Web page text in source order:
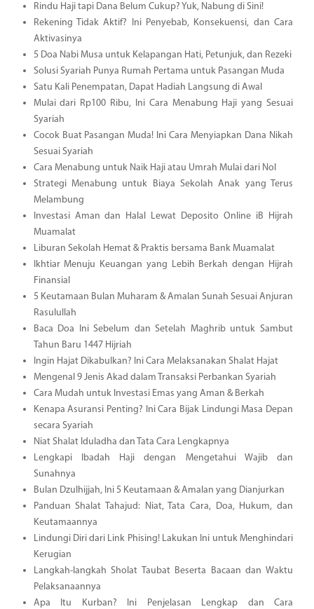
Rindu Haji tapi Dana Belum Cukup? Yuk, Nabung di Sini!
Rekening Tidak Aktif? Ini Penyebab, Konsekuensi, dan Cara
Aktivasinya
5 Doa Nabi Musa untuk Kelapangan Hati, Petunjuk, dan Rezeki
Solusi Syariah Punya Rumah Pertama untuk Pasangan Muda
Satu Kali Penempatan, Dapat Hadiah Langsung di Awal
Mulai dari Rp100 Ribu, Ini Cara Menabung Haji yang Sesuai
Syariah
Cocok Buat Pasangan Muda! Ini Cara Menyiapkan Dana Nikah
Sesuai Syariah
Cara Menabung untuk Naik Haji atau Umrah Mulai dari Nol
Strategi Menabung untuk Biaya Sekolah Anak yang Terus
Melambung
Investasi Aman dan Halal Lewat Deposito Online iB Hijrah
Muamalat
Liburan Sekolah Hemat & Praktis bersama Bank Muamalat
Ikhtiar Menuju Keuangan yang Lebih Berkah dengan Hijrah
Finansial
5 Keutamaan Bulan Muharam & Amalan Sunah Sesuai Anjuran
Rasulullah
Baca Doa Ini Sebelum dan Setelah Maghrib untuk Sambut
Tahun Baru 1447 Hijriah
Ingin Hajat Dikabulkan? Ini Cara Melaksanakan Shalat Hajat
Mengenal 9 Jenis Akad dalam Transaksi Perbankan Syariah
Cara Mudah untuk Investasi Emas yang Aman & Berkah
Kenapa Asuransi Penting? Ini Cara Bijak Lindungi Masa Depan
secara Syariah
Niat Shalat Iduladha dan Tata Cara Lengkapnya
Lengkapi Ibadah Haji dengan Mengetahui Wajib dan
Sunahnya
Bulan Dzulhijjah, Ini 5 Keutamaan & Amalan yang Dianjurkan
Panduan Shalat Tahajud: Niat, Tata Cara, Doa, Hukum, dan
Keutamaannya
Lindungi Diri dari Link Phising! Lakukan Ini untuk Menghindari
Kerugian
Langkah-langkah Sholat Taubat Beserta Bacaan dan Waktu
Pelaksanaannya
Apa Itu Kurban? Ini Penjelasan Lengkap dan Cara